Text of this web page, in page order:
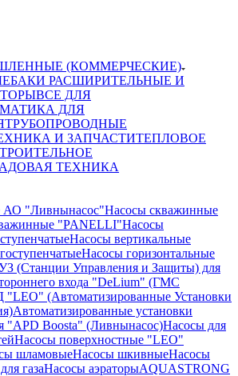
(КОММЕРЧЕСКИЕ)
БАКИ РАСШИРИТЕЛЬНЫЕ И
ВСЕ ДЛЯ
ДЛЯ
ТРУБОПРОВОДНЫЕ
И ЗАПЧАСТИТЕПЛОВОЕ
ТЕХНИКА
АО "Ливнынасос"Насосы скважинные
"PANELLI"Насосы
Насосы вертикальные
Насосы горизонтальные
(Станции Управления и Защиты) для
входа "DeLium" (ГМС
(Автоматизированные Установки
Автоматизированные установки
"APD Boosta" (Ливнынасос)Насосы для
Насосы поверхностные "LEO"
шламовыеНасосы шкивныеНасосы
газаНасосы аэраторыAQUASTRONG